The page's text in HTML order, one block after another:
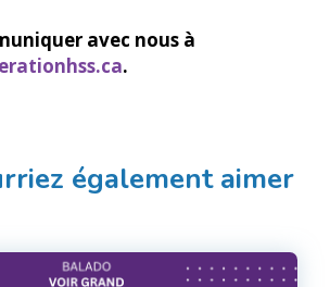
avec nous à
.
également aimer